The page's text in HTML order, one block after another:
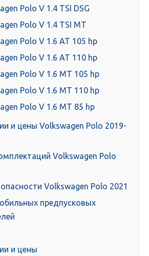
Polo V 1.4 TSI DSG
Polo V 1.4 TSI MT
Polo V 1.6 AT 105 hp
Polo V 1.6 AT 110 hp
Polo V 1.6 MT 105 hp
Polo V 1.6 MT 110 hp
Polo V 1.6 MT 85 hp
и цены Volkswagen Polo 2019-
Volkswagen Polo
Volkswagen Polo 2021
предпусковых
и цены